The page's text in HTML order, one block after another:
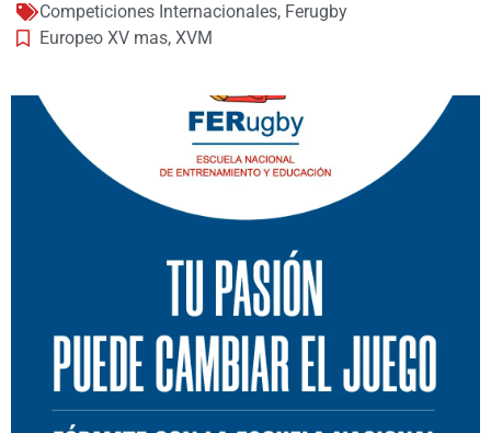
Competiciones Internacionales, Ferugby
Europeo XV mas, XVM